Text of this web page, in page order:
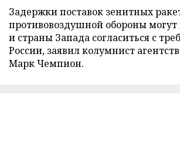
Задержки поставок зенитных
противовоздушной обороны
и страны Запада согласиться с
России, заявил колумнист
Марк Чемпион.